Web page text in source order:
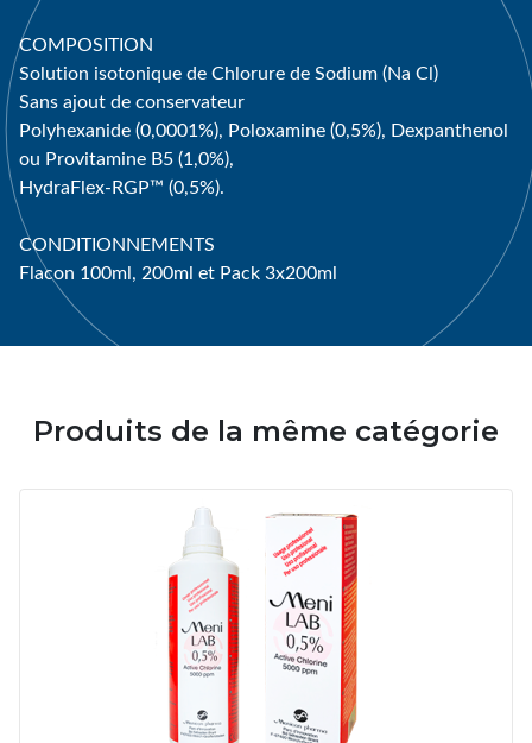
COMPOSITION
Solution isotonique de Chlorure de Sodium (Na Cl)
Sans ajout de conservateur
Polyhexanide (0,0001%), Poloxamine (0,5%), Dexpanthenol
ou Provitamine B5 (1,0%),
HydraFlex-RGP™ (0,5%).
CONDITIONNEMENTS
Flacon 100ml, 200ml et Pack 3x200ml
Produits de la même catégorie